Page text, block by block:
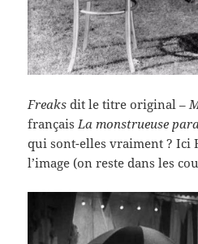
Freaksdit le titre original –
français La monstrueuse
qui sont-elles vraiment ? Ici
l’image (on reste dans les